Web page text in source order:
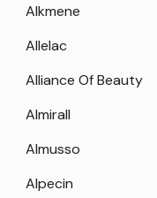
Alkmene
Allelac
Alliance Of Beauty
Almirall
Almusso
Alpecin